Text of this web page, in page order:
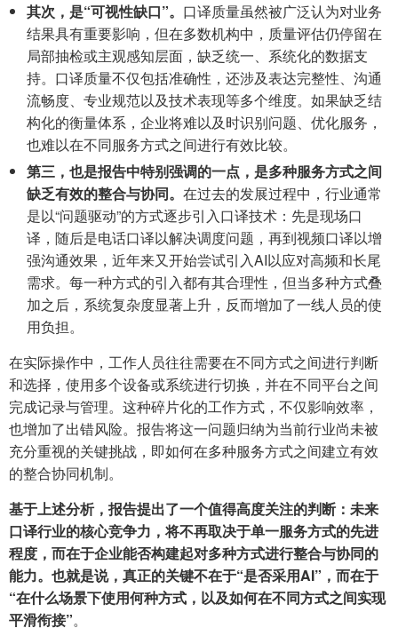
其次，是“可视性缺口”。 口译质量虽然被广泛认为对业务
结果具有重要影响，但在多数机构中，质量评估仍停留在
局部抽检或主观感知层面，缺乏统一、系统化的数据支
持。口译质量不仅包括准确性，还涉及表达完整性、沟通
流畅度、专业规范以及技术表现等多个维度。如果缺乏结
构化的衡量体系，企业将难以及时识别问题、优化服务，
也难以在不同服务方式之间进行有效比较。
第三，也是报告中特别强调的一点，是多种服务方式之间
缺乏有效的整合与协同。 在过去的发展过程中，行业通常
是以“问题驱动”的方式逐步引入口译技术：先是现场口
译，随后是电话口译以解决调度问题，再到视频口译以增
强沟通效果，近年来又开始尝试引入AI以应对高频和长尾
需求。每一种方式的引入都有其合理性，但当多种方式叠
加之后，系统复杂度显著上升，反而增加了一线人员的使
用负担。
在实际操作中，工作人员往往需要在不同方式之间进行判断
和选择，使用多个设备或系统进行切换，并在不同平台之间
完成记录与管理。这种碎片化的工作方式，不仅影响效率，
也增加了出错风险。报告将这一问题归纳为当前行业尚未被
充分重视的关键挑战，即如何在多种服务方式之间建立有效
的整合协同机制。
基于上述分析，报告提出了一个值得高度关注的判断：未来
口译行业的核心竞争力，将不再取决于单一服务方式的先进
程度，而在于企业能否构建起对多种方式进行整合与协同的
能力。也就是说，真正的关键不在于“是否采用AI”，而在于
“在什么场景下使用何种方式，以及如何在不同方式之间实现
平滑衔接”。